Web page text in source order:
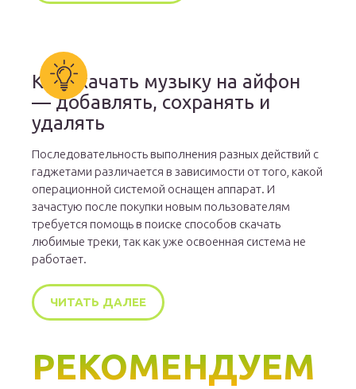
Как скачать музыку на айфон
— добавлять, сохранять и
удалять
Последовательность выполнения разных действий с
гаджетами различается в зависимости от того, какой
операционной системой оснащен аппарат. И
зачастую после покупки новым пользователям
требуется помощь в поиске способов скачать
любимые треки, так как уже освоенная система не
работает.
ЧИТАТЬ ДАЛЕЕ
РЕКОМЕНДУЕМ